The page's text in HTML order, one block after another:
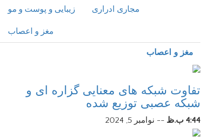
زیبایی و پوست و مو مجاری ادراری
مغز و اعصاب
مغز و اعصاب
تفاوت شبکه های معنایی گزاره ای و
شبکه عصبی توزیع شده
4:44 ب.ظ -- نوامبر 5, 2024